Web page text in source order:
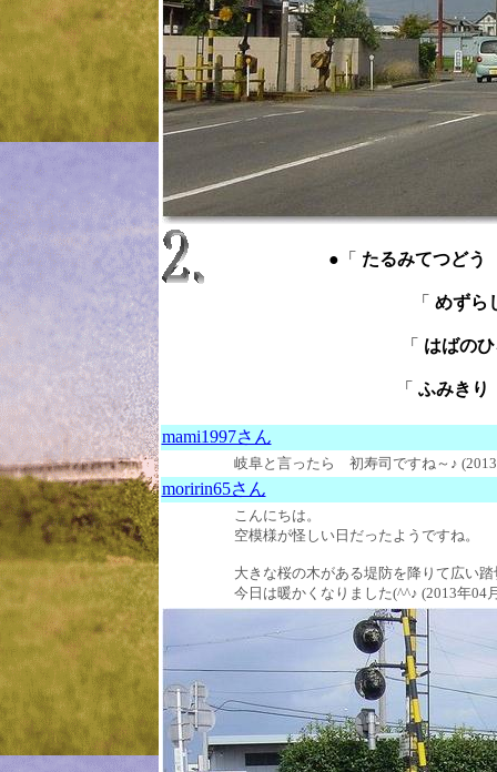
●「 たるみてつどう
「 めずら
「 はばの
「 ふみきり
mami1997さん
岐阜と言ったら 初寿司ですね～♪
moririn65さん
こんにちは。
空模様が怪しい日だったようですね。
大きな桜の木がある堤防を降りて広い
今日は暖かくなりました(^^♪ (2013年04